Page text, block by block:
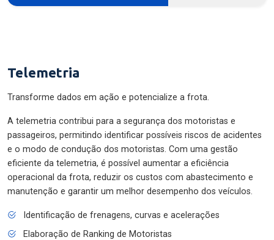
Telemetria
Transforme dados em ação e potencialize a frota.
A telemetria contribui para a segurança dos motoristas e
passageiros, permitindo identificar possíveis riscos de acidentes
e o modo de condução dos motoristas. Com uma gestão
eficiente da telemetria, é possível aumentar a eficiência
operacional da frota, reduzir os custos com abastecimento e
manutenção e garantir um melhor desempenho dos veículos.
Identificação de frenagens, curvas e acelerações
Elaboração de Ranking de Motoristas